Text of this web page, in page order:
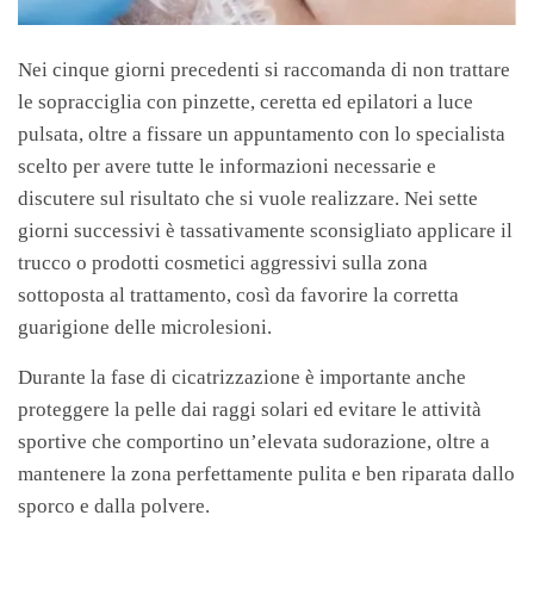
Nei cinque giorni precedenti si raccomanda di non trattare
le sopracciglia con pinzette, ceretta ed epilatori a luce
pulsata, oltre a fissare un appuntamento con lo specialista
scelto per avere tutte le informazioni necessarie e
discutere sul risultato che si vuole realizzare. Nei sette
giorni successivi è tassativamente sconsigliato applicare il
trucco o prodotti cosmetici aggressivi sulla zona
sottoposta al trattamento, così da favorire la corretta
guarigione delle microlesioni.
Durante la fase di cicatrizzazione è importante anche
proteggere la pelle dai raggi solari ed evitare le attività
sportive che comportino un’elevata sudorazione, oltre a
mantenere la zona perfettamente pulita e ben riparata dallo
sporco e dalla polvere.